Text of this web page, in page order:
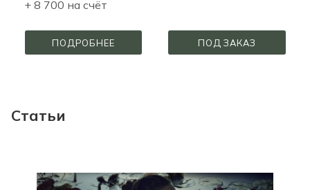
+ 8 700 на счёт
ПОДРОБНЕЕ ПОД ЗАКАЗ
Статьи